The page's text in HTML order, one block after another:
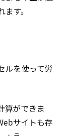
す。
ルを使って労
算ができま
サイトも存